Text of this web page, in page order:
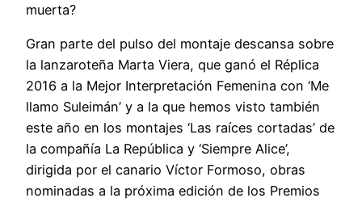
muerta?
Gran parte del pulso del montaje descansa sobre
la lanzaroteña Marta Viera, que ganó el Réplica
2016 a la Mejor Interpretación Femenina con ‘Me
llamo Suleimán’ y a la que hemos visto también
este año en los montajes ‘Las raíces cortadas’ de
la compañía La República y ‘Siempre Alice’,
dirigida por el canario Víctor Formoso, obras
nominadas a la próxima edición de los Premios